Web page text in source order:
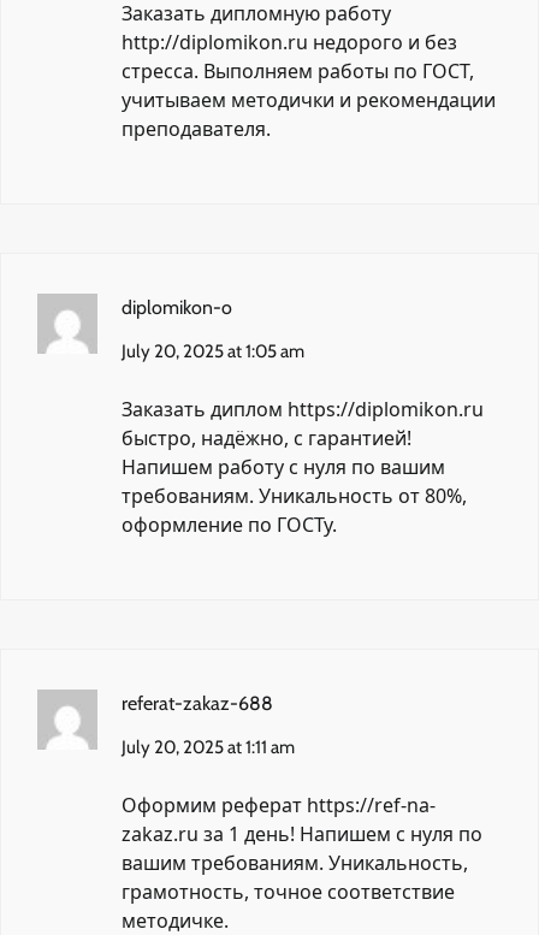
Заказать дипломную работу
http://diplomikon.ru недорого и без
стресса. Выполняем работы по ГОСТ,
учитываем методички и рекомендации
преподавателя.
diplomikon-o
July 20, 2025 at 1:05 am
Заказать диплом https://diplomikon.ru
быстро, надёжно, с гарантией!
Напишем работу с нуля по вашим
требованиям. Уникальность от 80%,
оформление по ГОСТу.
referat-zakaz-688
July 20, 2025 at 1:11 am
Оформим реферат https://ref-na-
zakaz.ru за 1 день! Напишем с нуля по
вашим требованиям. Уникальность,
грамотность, точное соответствие
методичке.